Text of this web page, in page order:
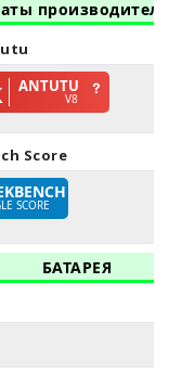
ANTUTU
V8
Score
SCORE
БАТАРЕЯ